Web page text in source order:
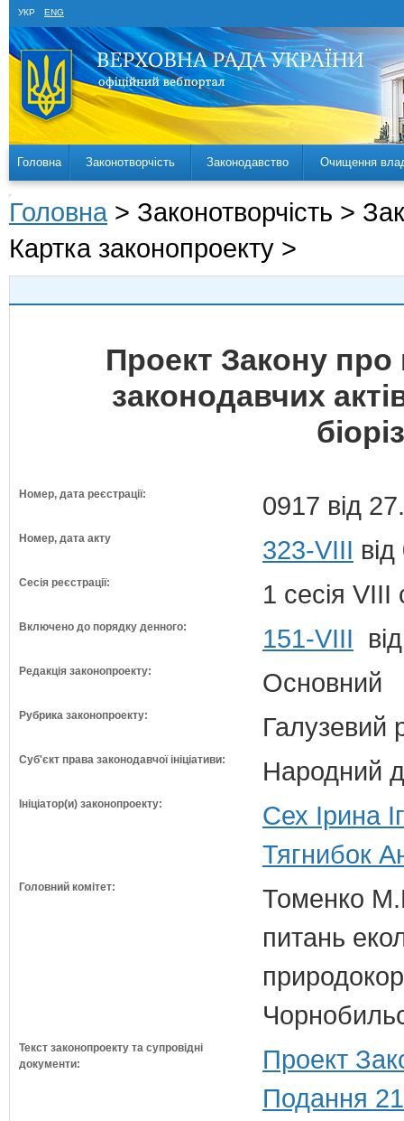
УКР ENG
Головна Законотворчість Законодавство Очищення
Головна > Законотворчість >
Картка законопроекту >
Проект Закону про
законодавчих
Номер, дата реєстрації: 0917 від
Номер, дата акту 323-VIII
Сесія реєстрації: 1 сесія VIII
Включено до порядку денного: 151-VIII
Редакція законопроекту: Основний
Рубрика законопроекту: Галузевий
Суб'єкт права законодавчої ініціативи: Народний
Ініціатор(и) законопроекту:
Сех Ірина
Тягнибок
Головний комітет:
Томенко
питань
Текст законопроекту та супровідні
документи:
Проект
Подання